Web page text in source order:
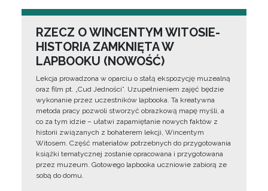
RZECZ O WINCENTYM WITOSIE-
HISTORIA ZAMKNIĘTA W
LAPBOOKU (NOWOŚĆ)
Lekcja prowadzona w oparciu o stałą ekspozycję muzealną
oraz film pt. „Cud Jedności”. Uzupełnieniem zajęć będzie
wykonanie przez uczestników lapbooka. Ta kreatywna
metoda pracy pozwoli stworzyć obrazkową mapę myśli, a
co za tym idzie – ułatwi zapamiętanie nowych faktów z
historii związanych z bohaterem lekcji, Wincentym
Witosem. Część materiałów potrzebnych do przygotowania
książki tematycznej zostanie opracowana i przygotowana
przez muzeum. Gotowego lapbooka uczniowie zabiorą ze
sobą do domu.